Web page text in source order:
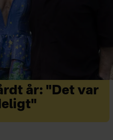
år: "Det var